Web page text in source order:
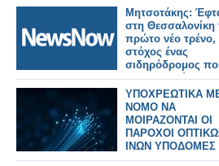
Μητσοτάκης:
στη Θεσσαλονίκη
πρώτο νέο τρένο,
στόχος ένας
σιδηρόδρομος
θα εμπιστεύονται
πολίτες.
ΥΠΟΧΡΕΩΤΙΚΑ
ΝΟΜΟ ΝΑ
ΜΟΙΡΑΖΟΝΤΑΙ ΟΙ
ΠΑΡΟΧΟΙ
ΙΝΩΝ ΥΠΟΔΟΜΕΣ
ΠΟΛΥΚΑΤΟΙΚΙΕΣ